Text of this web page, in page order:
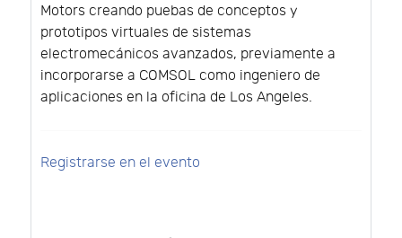
Motors creando puebas de conceptos y
prototipos virtuales de sistemas
electromecánicos avanzados, previamente a
incorporarse a COMSOL como ingeniero de
aplicaciones en la oficina de Los Angeles.
Registrarse en el evento